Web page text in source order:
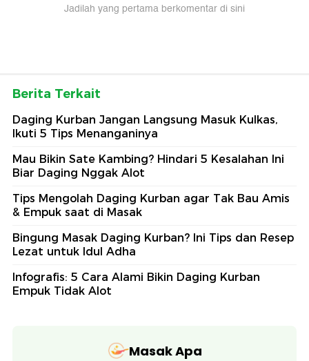
Jadilah yang pertama berkomentar di sini
Berita Terkait
Daging Kurban Jangan Langsung Masuk Kulkas,
Ikuti 5 Tips Menanganinya
Mau Bikin Sate Kambing? Hindari 5 Kesalahan Ini
Biar Daging Nggak Alot
Tips Mengolah Daging Kurban agar Tak Bau Amis
& Empuk saat di Masak
Bingung Masak Daging Kurban? Ini Tips dan Resep
Lezat untuk Idul Adha
Infografis: 5 Cara Alami Bikin Daging Kurban
Empuk Tidak Alot
Masak Apa